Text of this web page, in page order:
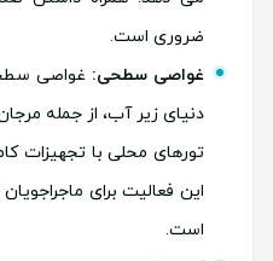
ضروری است.
غواصی سطحی: غواصی
دنیای زیر آب، از جمله
تورهای محلی با تجهیزات
این فعالیت برای
است.